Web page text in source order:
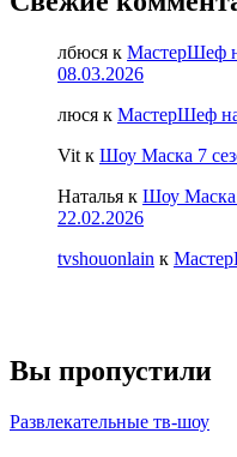
лбюся к МастерШеф
08.03.2026
люся к МастерШеф
Vit к Шоу Маска 7
Наталья к Шоу Маска
22.02.2026
tvshouonlain к
Вы пропустили
Развлекательные тв-шоу